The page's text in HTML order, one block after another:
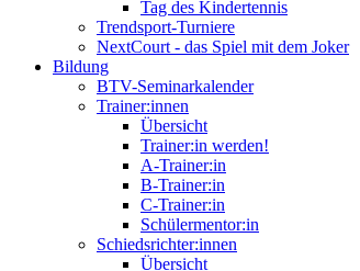
Tag des Kindertennis
Trendsport-Turniere
NextCourt - das Spiel mit dem Joker
Bildung
BTV-Seminarkalender
Trainer:innen
Übersicht
Trainer:in werden!
A-Trainer:in
B-Trainer:in
C-Trainer:in
Schülermentor:in
Schiedsrichter:innen
Übersicht